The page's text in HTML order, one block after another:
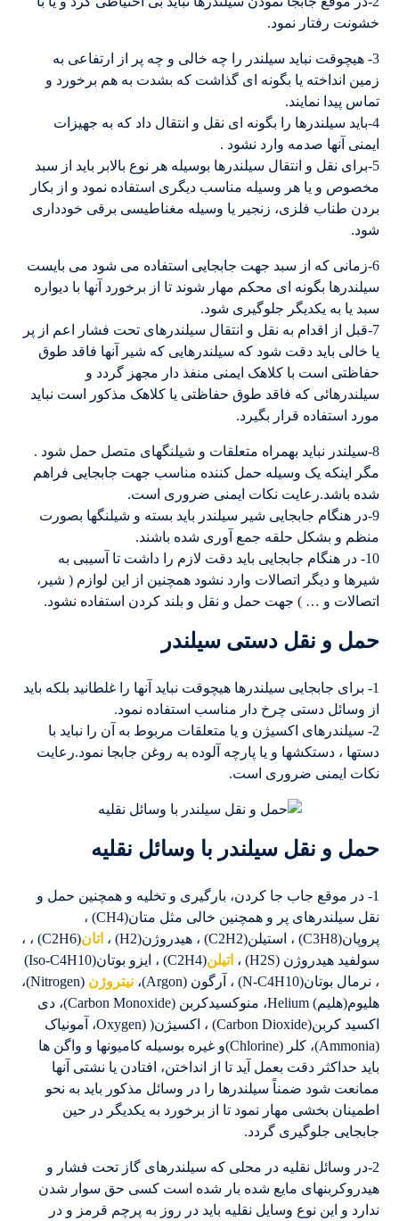
خشونت رفتار نمود.
3- هیچوقت نباید سیلندر را چه خالی و چه پر از ارتفاعی به
زمین انداخته یا بگونه ای گذاشت که بشدت به هم برخورد و
تماس پیدا نمایند.
4-باید سیلندرها را بگونه ای نقل و انتقال داد که به جهیزات
ایمنی آنها صدمه وارد نشود .
5-برای نقل و انتقال سیلندرها بوسیله هر نوع بالابر باید از سبد
مخصوص و یا هر وسیله مناسب دیگری استفاده نمود و از بکار
بردن طناب فلزی، زنجیر یا وسیله مغناطیسی برقی خودداری
شود.
6-زمانی که از سبد جهت جابجایی استفاده می شود می بایست
سیلندرها بگونه ای محکم مهار شوند تا از برخورد آنها با دیواره
سبد یا به یکدیگر جلوگیری شود.
7-قبل از اقدام به نقل و انتقال سیلندرهای تحت فشار اعم از پر
یا خالی باید دقت شود که سیلندرهایی که شیر آنها فاقد طوق
حفاظتی است با کلاهک ایمنی منفذ دار مجهز گردد و
سیلندرهائی که فاقد طوق حفاظتی یا کلاهک مذکور است نباید
مورد استفاده قرار بگیرد.
8-سیلندر نباید بهمراه متعلقات و شیلنگهای متصل حمل شود .
مگر اینکه یک وسیله حمل کننده مناسب جهت جابجایی فراهم
شده باشد.رعایت نکات ایمنی ضروری است.
9-در هنگام جابجایی شیر سیلندر باید بسته و شیلنگها بصورت
منظم و بشکل حلقه جمع آوری شده باشند.
10- در هنگام جابجایی باید دقت لازم را داشت تا آسیبی به
شیرها و دیگر اتصالات وارد نشود همچنین از این لوازم ( شیر،
اتصالات و … ) جهت حمل و نقل و بلند کردن استفاده نشود.
حمل و نقل دستی سیلندر
1- برای جابجایی سیلندرها هیچوقت نباید آنها را غلطانید بلکه باید
از وسائل دستی چرخ دار مناسب استفاده نمود.
2- سیلندرهای اکسیژن و یا متعلقات مربوط به آن را نباید با
دستها ، دستکشها و یا پارچه آلوده به روغن جابجا نمود.رعایت
نکات ایمنی ضروری است.
حمل و نقل سیلندر با وسائل نقلیه
1- در موقع جاب جا کردن، بارگیری و تخلیه و همچنین حمل و
نقل سیلندرهای پر و همچنین خالی مثل متان(CH4) ،
پروپان(C3H8) ، استیلن(C2H2) ، هیدروژن(H2) ،
اتان
(C2H6) ، ،
سولفید هیدروژن (H2S) ،
اتیلن
(C2H4) ، ایزو بوتان(Iso-C4H10)
، نرمال بوتان(N-C4H10) ، آرگون (Argon)،
نیتروژن
(Nitrogen)،
هلیوم(هلیم) Helium، منوکسیدکربن (Carbon Monoxide)، دی
اکسید کربن(Carbon Dioxide) ، اکسیژن( (Oxygen، آمونیاک
(Ammonia)، کلر (Chlorine)و غیره بوسیله کامیونها و واگن ها
باید حداکثر دقت بعمل آید تا از انداختن، افتادن یا نشتی آنها
ممانعت شود ضمناً سیلندرها را در وسائل مذکور باید به نحو
اطمینان بخشی مهار نمود تا از برخورد به یکدیگر در حین
جابجایی جلوگیری گردد.
2-در وسائل نقلیه در محلی که سیلندرهای گاز تحت فشار و
هیدروکربنهای مایع شده بار شده است کسی حق سوار شدن
ندارد و این نوع وسایل نقلیه باید در روز به پرچم قرمز و در